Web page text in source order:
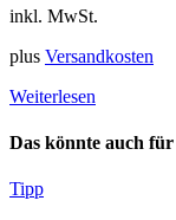
inkl. MwSt.
plus Versandkosten
Weiterlesen
Das könnte auch für
Tipp